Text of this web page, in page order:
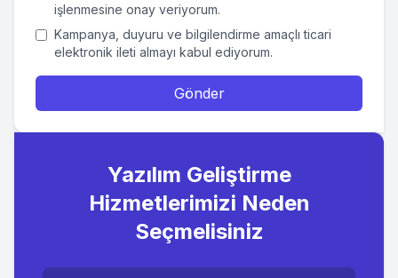
işlenmesine onay veriyorum.
Kampanya, duyuru ve bilgilendirme amaçlı ticari
elektronik ileti almayı kabul ediyorum.
Gönder
Yazılım Geliştirme
Hizmetlerimizi Neden
Seçmelisiniz